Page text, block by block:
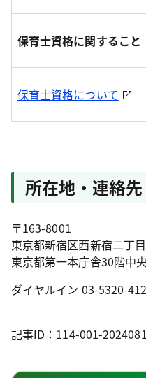
保育士資格に関すること
保育士資格について
所在地・連絡先
〒163-8001
東京都新宿区西新宿二丁
東京都第一本庁舎30階中
ダイヤルイン 03-5320-
記事ID：114-001-